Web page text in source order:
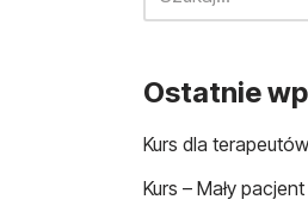
Ostatnie
Kurs dla
Kurs – Mały